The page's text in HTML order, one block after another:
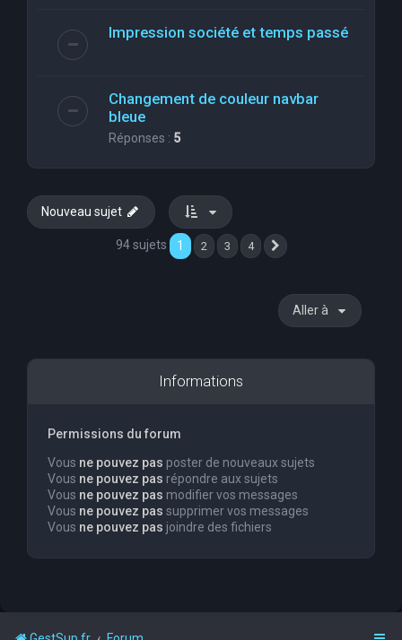
Impression société et temps passé
Changement de couleur navbar
bleue
Réponses : 5
Nouveau sujet
94 sujets 1 2 3 4
Aller à
Informations
Permissions du forum
Vous ne pouvez pas poster de nouveaux sujets
Vous ne pouvez pas répondre aux sujets
Vous ne pouvez pas modifier vos messages
Vous ne pouvez pas supprimer vos messages
Vous ne pouvez pas joindre des fichiers